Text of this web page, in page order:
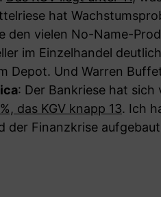
hat
den vielen No-Name-
im Einzelhandel
Depot. Und Warren
: Der Bankriese hat
das KGV knapp 13. Ich
der Finanzkrise